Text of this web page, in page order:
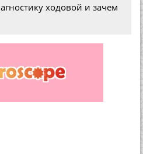
ходовой и зачем